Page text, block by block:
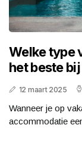
Welke type
het beste
12 maart 2025
Wanneer je op
accommodatie